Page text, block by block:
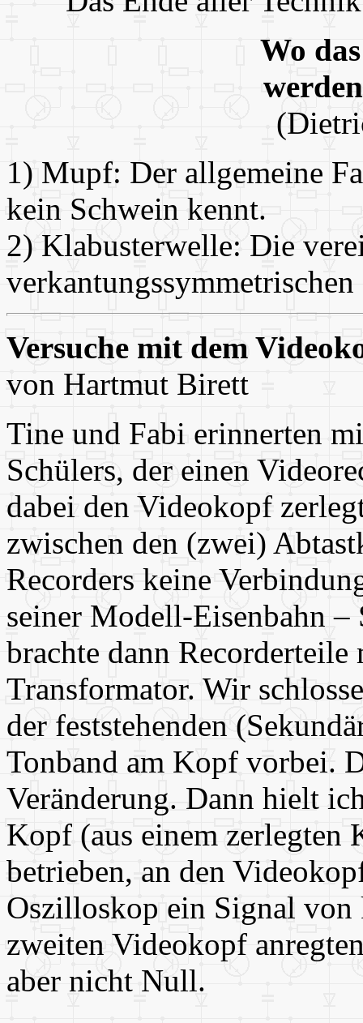
Wo
1) Mupf: Der allgemeine
kein Schwein kennt.
2) Klabusterwelle: Die
Versuche mit dem
von Hartmut Birett
Tine und Fabi erinnerten
Schülers, der einen
dabei den Videokopf
zwischen den (zwei)
Recorders keine
seiner Modell-Eisenbahn
brachte dann
Transformator. Wir
der feststehenden
Tonband am Kopf vorbei.
Veränderung. Dann hielt
Kopf (aus einem zerlegten
betrieben, an den
Oszilloskop ein Signal
zweiten Videokopf
aber nicht Null.